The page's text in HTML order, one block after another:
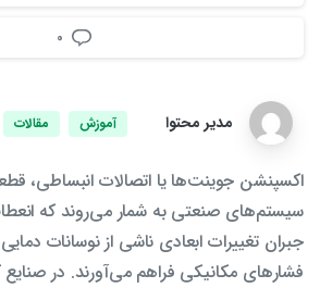
0
مدیر محتوا آموزش مقالات
اکسپنشن جوینت‌ها یا اتصالات انبساطی،
سیستم‌های صنعتی به شمار می‌روند که
جبران تغییرات ابعادی ناشی از نوسانات
فشارهای مکانیکی فراهم می‌آورند. در